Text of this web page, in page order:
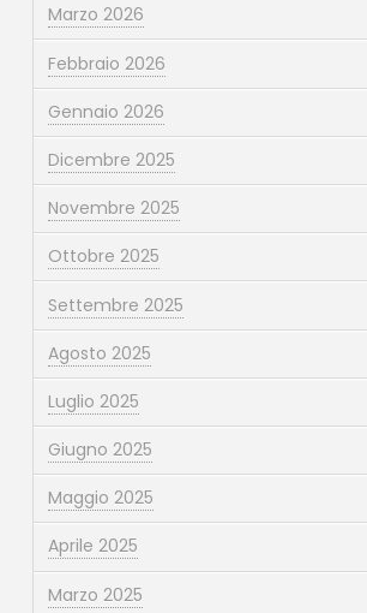
Marzo 2026
Febbraio 2026
Gennaio 2026
Dicembre 2025
Novembre 2025
Ottobre 2025
Settembre 2025
Agosto 2025
Luglio 2025
Giugno 2025
Maggio 2025
Aprile 2025
Marzo 2025